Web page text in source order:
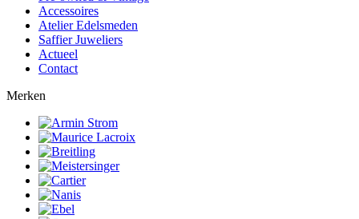
Accessoires
Atelier Edelsmeden
Saffier Juweliers
Actueel
Contact
Merken